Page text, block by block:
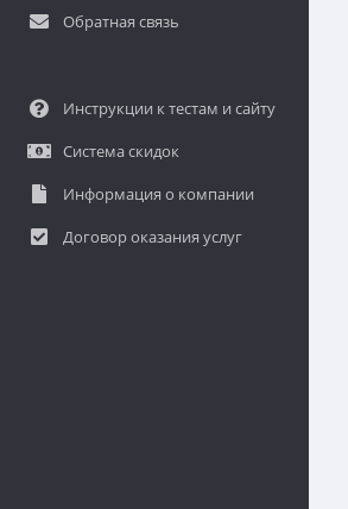
Обратная связь
Инструкции к тестам и сайту
Система скидок
Информация о компании
Договор оказания услуг